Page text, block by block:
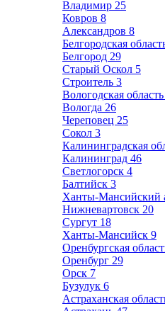
Владимир 25
Ковров 8
Александров 8
Белгородская
Белгород 29
Старый Оскол 5
Строитель 3
Вологодская область
Вологда 26
Череповец 25
Сокол 3
Калининградская
Калининград 46
Светлогорск 4
Балтийск 3
Ханты-Мансийский
Нижневартовск 20
Сургут 18
Ханты-Мансийск 9
Оренбургская
Оренбург 29
Орск 7
Бузулук 6
Астраханская